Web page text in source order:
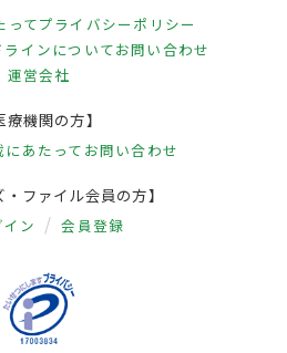
ってプライバシーポリシー
インについてお問い合わせ
運営会社
療機関の方】
あたって お問い合わせ
・ファイル会員の方】
イン 会員登録